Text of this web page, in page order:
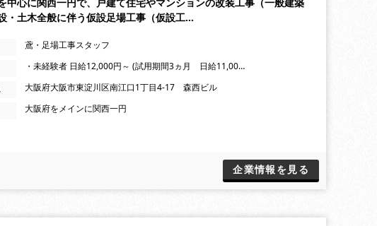
・土木全般に伴う仮設足場工事（仮設工…
鳶・足場工事スタッフ
・未経験者 日給12,000円～ (試用期間3ヵ月 日給11,00…
大阪府大阪市東淀川区南江口1丁目4-17 森西ビル
大阪府をメインに関西一円
企業情報を見る